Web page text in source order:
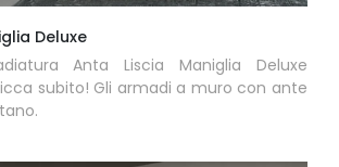
Deluxe
Anta Liscia Maniglia Deluxe
subito! Gli armadi a muro con ante